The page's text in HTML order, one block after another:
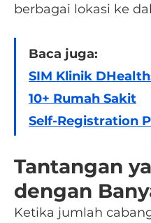
berbagai lokasi ke
Baca juga:
SIM Klinik
10+ Rumah Sakit
Self-Registration
Tantangan
dengan
Ketika jumlah